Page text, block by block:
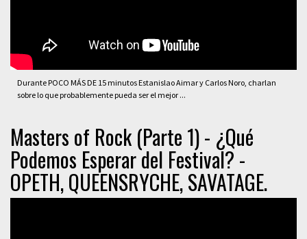
Durante POCO MÁS DE 15 minutos Estanislao Aimar y Carlos Noro, charlan
sobre lo que probablemente pueda ser el mejor ...
Masters of Rock (Parte 1) - ¿Qué
Podemos Esperar del Festival? -
OPETH, QUEENSRYCHE, SAVATAGE.